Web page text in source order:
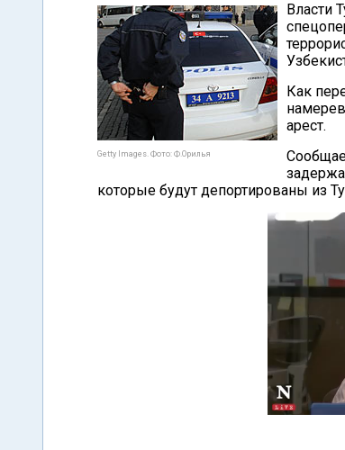
Getty Images. Фото: Ф.Орилья
Власти
Как
арест.
которые будут депортированы из